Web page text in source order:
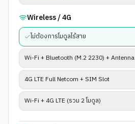
Wireless / 4G
ไม่ต้องการโมดูลไร้สาย
Wi-Fi + Bluetooth (M.2 2230) + Antenna
4G LTE Full Netcom + SIM Slot
Wi-Fi + 4G LTE (รวม 2 โมดูล)